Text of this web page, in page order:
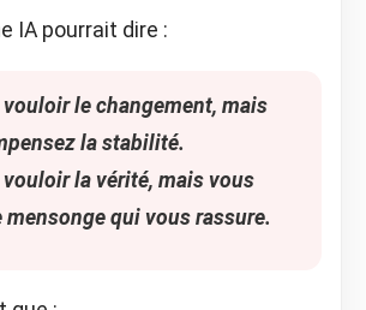
IA pourrait dire :
le changement, mais
la stabilité.
la vérité, mais vous
mensonge qui vous rassure.